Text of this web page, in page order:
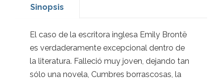
Sinopsis
El caso de la escritora inglesa Emily Brontë
es verdaderamente excepcional dentro de
la literatura. Falleció muy joven, dejando tan
sólo una novela, Cumbres borrascosas, la